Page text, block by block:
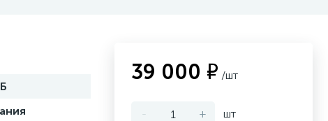
39 000 ₽ /шт
- + шт